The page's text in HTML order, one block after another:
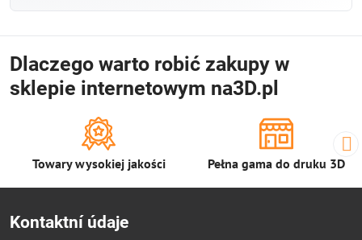
Dlaczego warto robić zakupy w
sklepie internetowym na3D.pl
Towary wysokiej jakości Pełna gama do druku 3D
Kontaktní údaje